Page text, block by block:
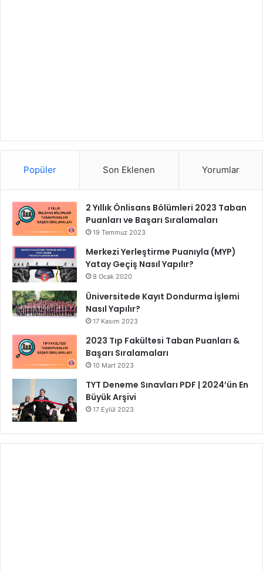
Popüler Son Eklenen Yorumlar
2 Yıllık Önlisans Bölümleri 2023 Taban
Puanları ve Başarı Sıralamaları
19 Temmuz 2023
Merkezi Yerleştirme Puanıyla (MYP)
Yatay Geçiş Nasıl Yapılır?
8 Ocak 2020
Üniversitede Kayıt Dondurma İşlemi
Nasıl Yapılır?
17 Kasım 2023
2023 Tıp Fakültesi Taban Puanları &
Başarı Sıralamaları
10 Mart 2023
TYT Deneme Sınavları PDF | 2024’ün En
Büyük Arşivi
17 Eylül 2023